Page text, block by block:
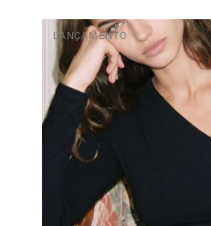
LANÇAMENTO